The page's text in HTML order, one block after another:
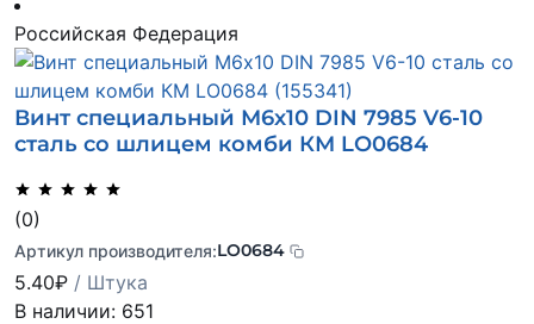
Российская Федерация
Винт специальный М6х10 DIN 7985 V6-10
сталь со шлицем комби КМ LO0684
(0)
Артикул производителя:LO0684
5.40₽ / Штука
В наличии: 651